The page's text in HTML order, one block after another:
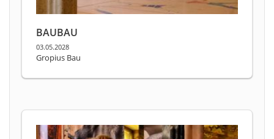
BAUBAU
03.05.2028
Gropius Bau